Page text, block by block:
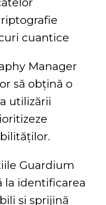
cuantice
Manager
să obțină o
utilizării
Guardium
la identificarea
și sprijină